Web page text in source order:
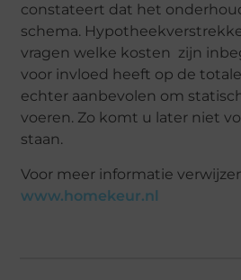
constateert dat het
schema.
vragen welke kosten zijn
voor invloed heeft op de
echter aanbevolen om
voeren. Zo komt u later niet
staan.
Voor meer informatie
www.homekeur.nl